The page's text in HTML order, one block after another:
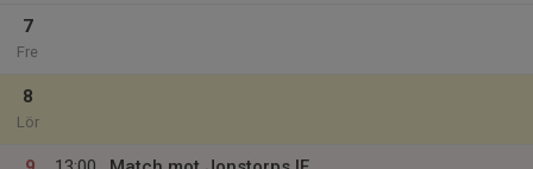
7
Fre
8
Lör